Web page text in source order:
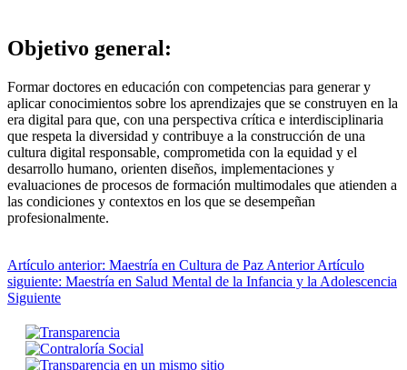
Objetivo general:
Formar doctores en educación con competencias para generar y
aplicar conocimientos sobre los aprendizajes que se construyen en la
era digital para que, con una perspectiva crítica e interdisciplinaria
que respeta la diversidad y contribuye a la construcción de una
cultura digital responsable, comprometida con la equidad y el
desarrollo humano, orienten diseños, implementaciones y
evaluaciones de procesos de formación multimodales que atienden a
las condiciones y contextos en los que se desempeñan
profesionalmente.
Artículo anterior: Maestría en Cultura de Paz Anterior Artículo
siguiente: Maestría en Salud Mental de la Infancia y la Adolescencia
Siguiente